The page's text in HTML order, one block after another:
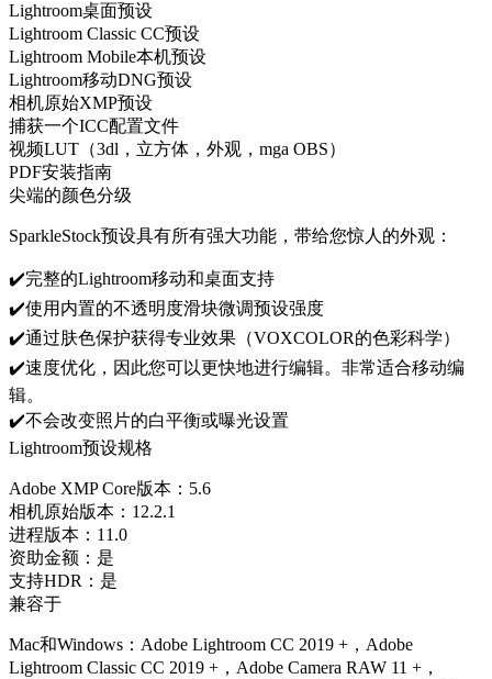
Lightroom桌面预设
Lightroom Classic CC预设
Lightroom Mobile本机预设
Lightroom移动DNG预设
相机原始XMP预设
捕获一个ICC配置文件
视频LUT（3dl，立方体，外观，mga OBS）
PDF安装指南
尖端的颜色分级
SparkleStock预设具有所有强大功能，带给您惊人的外观：
✔️完整的Lightroom移动和桌面支持
✔️使用内置的不透明度滑块微调预设强度
✔️通过肤色保护获得专业效果（VOXCOLOR的色彩科学）
✔️速度优化，因此您可以更快地进行编辑。非常适合移动编
辑。
✔️不会改变照片的白平衡或曝光设置
Lightroom预设规格
Adobe XMP Core版本：5.6
相机原始版本：12.2.1
进程版本：11.0
资助金额：是
支持HDR：是
兼容于
Mac和Windows：Adobe Lightroom CC 2019 +，Adobe
Lightroom Classic CC 2019 +，Adobe Camera RAW 11 +，